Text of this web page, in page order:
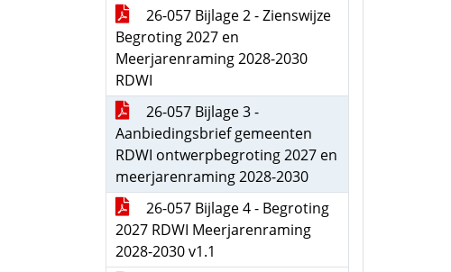
26-057 Bijlage 2 - Zienswijze
Begroting 2027 en
Meerjarenraming 2028-2030
RDWI
26-057 Bijlage 3 -
Aanbiedingsbrief gemeenten
RDWI ontwerpbegroting 2027 en
meerjarenraming 2028-2030
26-057 Bijlage 4 - Begroting
2027 RDWI Meerjarenraming
2028-2030 v1.1